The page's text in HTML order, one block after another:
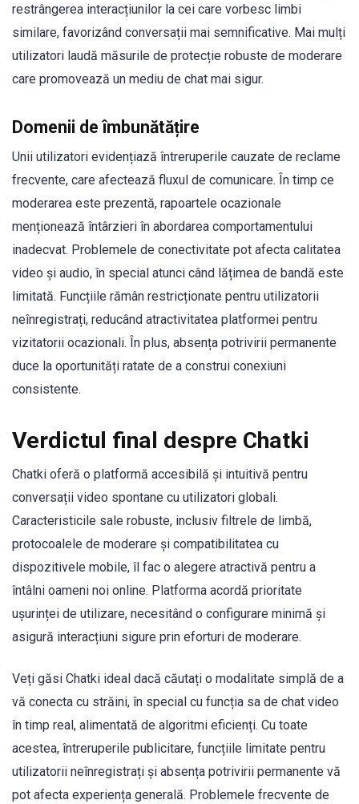
restrângerea interacțiunilor la cei care vorbesc limbi
similare, favorizând conversații mai semnificative. Mai mulți
utilizatori laudă măsurile de protecție robuste de moderare
care promovează un mediu de chat mai sigur.
Domenii de îmbunătățire
Unii utilizatori evidențiază întreruperile cauzate de reclame
frecvente, care afectează fluxul de comunicare. În timp ce
moderarea este prezentă, rapoartele ocazionale
menționează întârzieri în abordarea comportamentului
inadecvat. Problemele de conectivitate pot afecta calitatea
video și audio, în special atunci când lățimea de bandă este
limitată. Funcțiile rămân restricționate pentru utilizatorii
neînregistrați, reducând atractivitatea platformei pentru
vizitatorii ocazionali. În plus, absența potrivirii permanente
duce la oportunități ratate de a construi conexiuni
consistente.
Verdictul final despre Chatki
Chatki oferă o platformă accesibilă și intuitivă pentru
conversații video spontane cu utilizatori globali.
Caracteristicile sale robuste, inclusiv filtrele de limbă,
protocoalele de moderare și compatibilitatea cu
dispozitivele mobile, îl fac o alegere atractivă pentru a
întâlni oameni noi online. Platforma acordă prioritate
ușurinței de utilizare, necesitând o configurare minimă și
asigură interacțiuni sigure prin eforturi de moderare.
Veți găsi Chatki ideal dacă căutați o modalitate simplă de a
vă conecta cu străini, în special cu funcția sa de chat video
în timp real, alimentată de algoritmi eficienți. Cu toate
acestea, întreruperile publicitare, funcțiile limitate pentru
utilizatorii neînregistrați și absența potrivirii permanente vă
pot afecta experiența generală. Problemele frecvente de